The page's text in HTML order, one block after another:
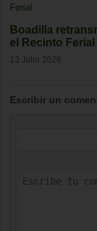
Boadilla
el Recinto Ferial
13 Julio 2026
Escribir un